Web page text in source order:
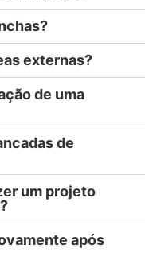
externas?
de uma
de
um projeto
após